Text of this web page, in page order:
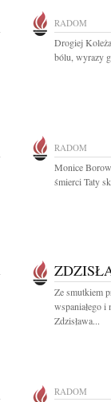
RADOM
Drogiej
bólu, wyrazy
RADOM
Monice
śmierci Taty
Ze smutkiem
wspaniałego i
Zdzisława...
RADOM